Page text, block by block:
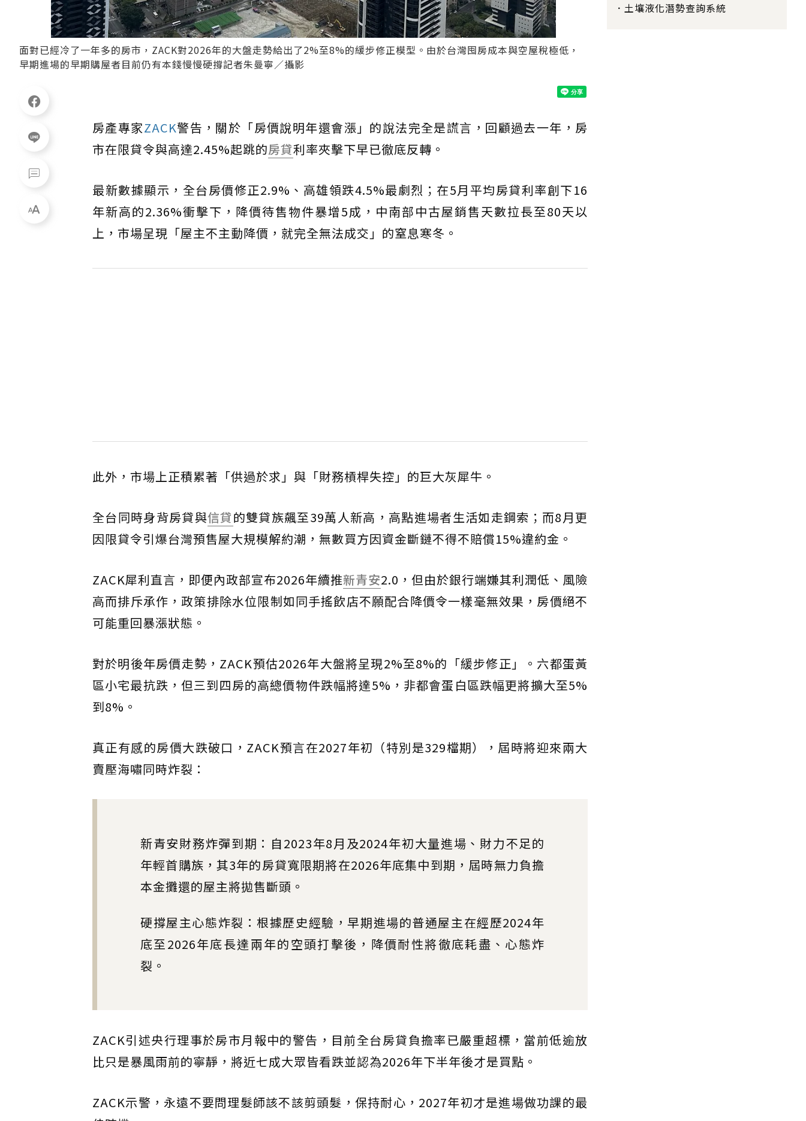
面對已經冷了一年多的房市，ZACK對2026年的大盤走勢給出了2%至8%的緩步修正模型。由於台灣囤房成本與空屋稅極低，
早期進場的早期購屋者目前仍有本錢慢慢硬撐記者朱曼寧／攝影
房產專家ZACK警告，關於「房價說明年還會漲」的說法完全是謊言，回顧過去一年，房
市在限貸令與高達2.45%起跳的房貸利率夾擊下早已徹底反轉。
最新數據顯示，全台房價修正2.9%、高雄領跌4.5%最劇烈；在5月平均房貸利率創下16
年新高的2.36%衝擊下，降價待售物件暴增5成，中南部中古屋銷售天數拉長至80天以
上，市場呈現「屋主不主動降價，就完全無法成交」的窒息寒冬。
此外，市場上正積累著「供過於求」與「財務槓桿失控」的巨大灰犀牛。
全台同時身背房貸與信貸的雙貸族飆至39萬人新高，高點進場者生活如走鋼索；而8月更
因限貸令引爆台灣預售屋大規模解約潮，無數買方因資金斷鏈不得不賠償15%違約金。
ZACK犀利直言，即便內政部宣布2026年續推新青安2.0，但由於銀行端嫌其利潤低、風險
高而排斥承作，政策排除水位限制如同手搖飲店不願配合降價令一樣毫無效果，房價絕不
可能重回暴漲狀態。
對於明後年房價走勢，ZACK預估2026年大盤將呈現2%至8%的「緩步修正」。六都蛋黃
區小宅最抗跌，但三到四房的高總價物件跌幅將達5%，非都會蛋白區跌幅更將擴大至5%
到8%。
真正有感的房價大跌破口，ZACK預言在2027年初（特別是329檔期），屆時將迎來兩大
賣壓海嘯同時炸裂：
新青安財務炸彈到期：自2023年8月及2024年初大量進場、財力不足的
年輕首購族，其3年的房貸寬限期將在2026年底集中到期，屆時無力負擔
本金攤還的屋主將拋售斷頭。
硬撐屋主心態炸裂：根據歷史經驗，早期進場的普通屋主在經歷2024年
底至2026年底長達兩年的空頭打擊後，降價耐性將徹底耗盡、心態炸
裂。
ZACK引述央行理事於房市月報中的警告，目前全台房貸負擔率已嚴重超標，當前低逾放
比只是暴風雨前的寧靜，將近七成大眾皆看跌並認為2026年下半年後才是買點。
ZACK示警，永遠不要問理髮師該不該剪頭髮，保持耐心，2027年初才是進場做功課的最
土壤液化潛勢查詢系統